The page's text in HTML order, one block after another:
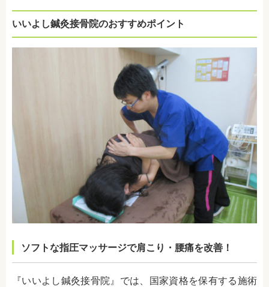
いいよし鍼灸接骨院のおすすめポイント
ソフトな指圧マッサージで肩こり・腰痛を改善！
『いいよし鍼灸接骨院』では、国家資格を保有する施術